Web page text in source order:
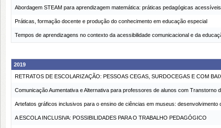
Abordagem STEAM para aprendizagem matemática: práticas pedagógicas
Práticas, formação docente e produção do conhecimento em educação especial
Tempos de aprendizagens no contexto da acessibilidade comunicacional e da
2019
RETRATOS DE ESCOLARIZAÇÃO: PESSOAS CEGAS, SURDOCEGAS E COM
Comunicação Aumentativa e Alternativa para professores de alunos com Transtorno
Artefatos gráficos inclusivos para o ensino de ciências em museus:
A ESCOLA INCLUSIVA: POSSIBILIDADES PARA O TRABALHO PEDAGÓGICO